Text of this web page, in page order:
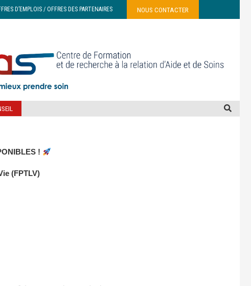
D’EMPLOIS / OFFRES DES PARTENAIRES NOUS CONTACTER
!
(FPTLV)